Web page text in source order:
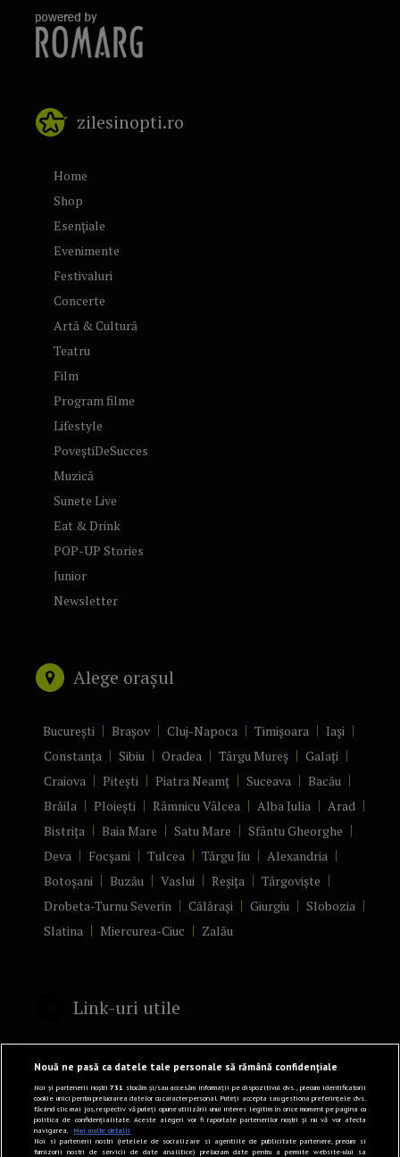
zilesinopti.ro
Home
Shop
Esențiale
Evenimente
Festivaluri
Concerte
Artă & Cultură
Teatru
Film
Program filme
Lifestyle
PoveștiDeSucces
Muzică
Sunete Live
Eat & Drink
POP-UP Stories
Junior
Newsletter
Alege orașul
București Brașov Cluj-Napoca Timișoara
Iași
Constanța
Sibiu Oradea Târgu Mureș
Galați
Craiova
Pitești Piatra Neamț Suceava
Bacău
Brăila
Ploiești Râmnicu Vâlcea Alba Iulia
Arad
Bistrița
Baia Mare Satu Mare
Sfântu Gheorghe
Deva
Focșani Tulcea Târgu Jiu
Alexandria
Botoșani
Buzău Vaslui Reșița
Târgoviște
Drobeta-Turnu Severin
Călărași Giurgiu
Slobozia
Slatina
Miercurea-Ciuc Zalău
Link-uri utile
Politică de confidențialitate
Termeni și Condiții
Mediakit Zile si Nopti
Contact
Nouă ne pasă ca datele tale personale să rămână confidențiale
Noi și partenerii noștri731 stocăm și/sau accesăm informații pe dispozitivul dvs., precum identificatorii
cookie unici pentru prelucrarea datelor cu caracter personal. Puteți accepta sau gestiona preferințele dvs.
făcând clic mai jos, respectiv vă puteți opune utilizării unui interes legitim în orice moment pe pagina cu
politica de confidențialitate. Aceste alegeri vor fi raportate partenerilor noștri și nu vă vor afecta
navigarea. Mai multe detalii
Noi si partenerii nostri (retelele de socializare si agentiile de publicitate partenere, precum si
furnizorii nostri de servicii de date analitice) prelucram date pentru a permite website-ului sa